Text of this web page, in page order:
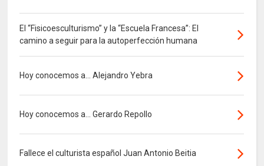
El “Fisicoesculturismo” y la “Escuela Francesa”: El
camino a seguir para la autoperfección humana
Hoy conocemos a... Alejandro Yebra
Hoy conocemos a... Gerardo Repollo
Fallece el culturista español Juan Antonio Beitia